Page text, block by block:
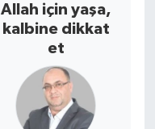
Allah için yaşa,
kalbine dikkat
et